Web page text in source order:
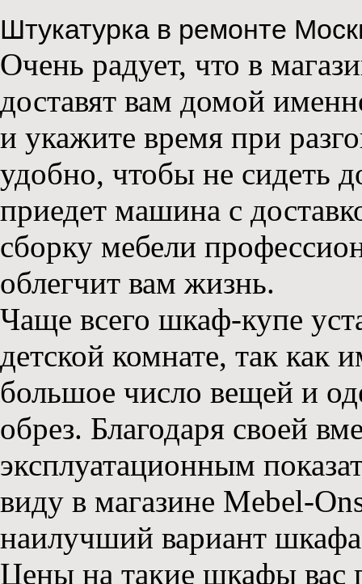
Штукатурка в ремонте
Очень радует, что в
доставят вам домой
и укажите время при
удобно, чтобы не сидеть
приедет машина с
сборку мебели
облегчит вам жизнь.
Чаще всего шкаф-купе
детской комнате, так как
большое число вещей и
обрез. Благодаря своей
эксплуатационным
виду в магазине Mebel-
наилучший вариант
Цены на такие шкафы вас